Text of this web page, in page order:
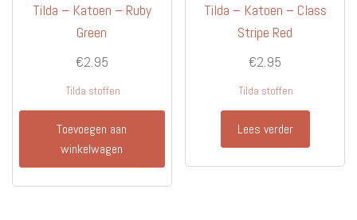
Tilda – Katoen – Ruby
Green
€2.95
Tilda stoffen
Toevoegen aan
winkelwagen
Tilda – Katoen – Class
Stripe Red
€2.95
Tilda stoffen
Lees verder